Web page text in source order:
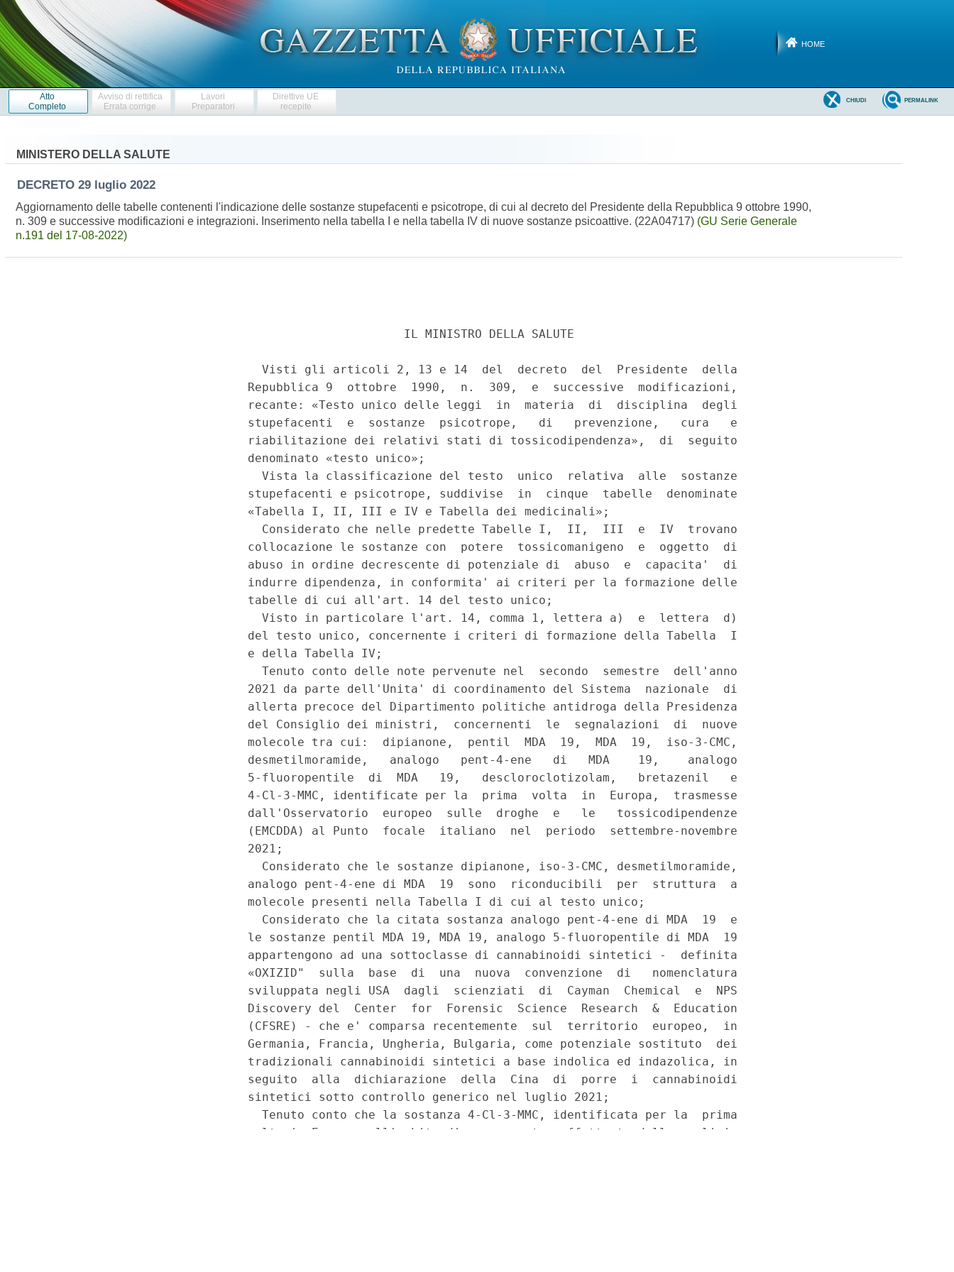
HOME
Atto
Completo
Avviso di rettifica
Errata corrige
Lavori
Preparatori
Direttive UE
recepite
PERMALINK
CHIUDI
MINISTERO DELLA SALUTE
DECRETO 29 luglio 2022
Aggiornamento delle tabelle contenenti l'indicazione delle sostanze stupefacenti e psicotrope, di cui al decreto del Presidente della Repubblica 9 ottobre 1990,
n. 309 e successive modificazioni e integrazioni. Inserimento nella tabella I e nella tabella IV di nuove sostanze psicoattive. (22A04717) (GU Serie Generale
n.191 del 17-08-2022)